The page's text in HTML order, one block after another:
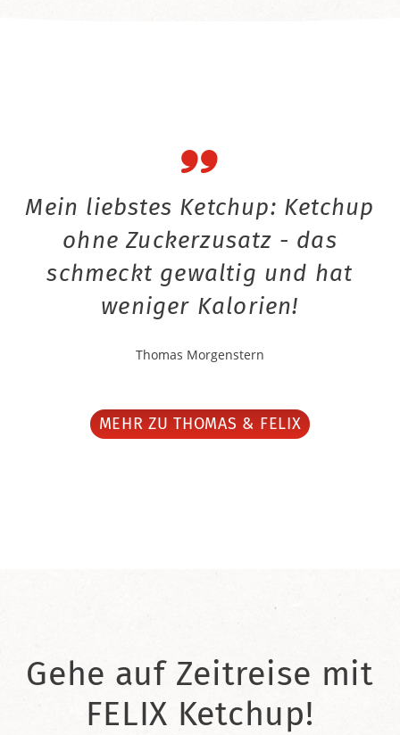
Mein liebstes Ketchup: Ketchup
ohne Zuckerzusatz - das
schmeckt gewaltig und hat
weniger Kalorien!
Thomas Morgenstern
MEHR ZU THOMAS & FELIX
Gehe auf Zeitreise mit
FELIX Ketchup!